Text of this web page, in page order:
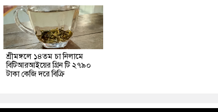
শ্রীমঙ্গলে ১৪তম চা নিলামে
বিটিআরআইয়ের গ্রিন টি ২৭৯০
টাকা কেজি দরে বিক্রি